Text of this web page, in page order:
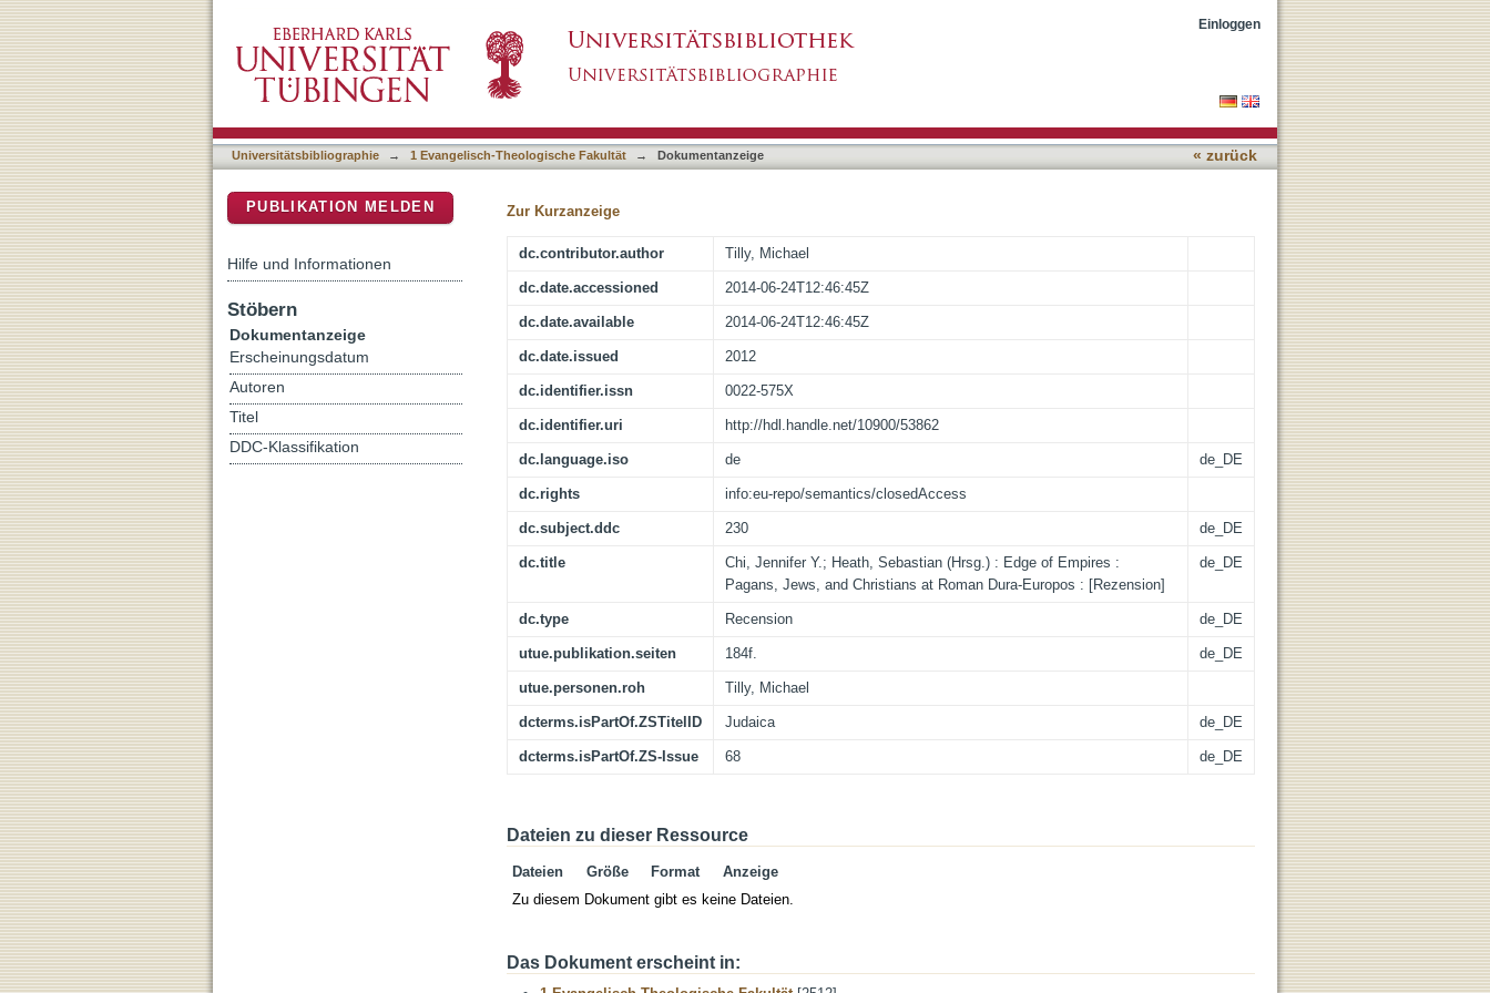
Chi, Jennifer Y.; Heath, Sebastian (Hrsg.) : Edge of Empires : Pagans, Jews, and Christians at
Roman Dura-Europos : [Rezension]
Einloggen
Universitätsbibliographie → 1 Evangelisch-Theologische Fakultät → Dokumentanzeige « zurück
Zur Kurzanzeige
dc.contributor.author Tilly, Michael
dc.date.accessioned 2014-06-24T12:46:45Z
dc.date.available 2014-06-24T12:46:45Z
dc.date.issued 2012
dc.identifier.issn 0022-575X
dc.identifier.uri http://hdl.handle.net/10900/53862
dc.language.iso de de_DE
dc.rights info:eu-repo/semantics/closedAccess
dc.subject.ddc 230 de_DE
dc.title
Chi, Jennifer Y.; Heath, Sebastian (Hrsg.) : Edge of Empires :
Pagans, Jews, and Christians at Roman Dura-Europos : [Rezension]
de_DE
dc.type Recension de_DE
utue.publikation.seiten 184f. de_DE
utue.personen.roh Tilly, Michael
dcterms.isPartOf.ZSTitelID Judaica de_DE
dcterms.isPartOf.ZS-Issue 68 de_DE
Dateien zu dieser Ressource
Dateien Größe Format
Anzeige
Zu diesem Dokument gibt es keine Dateien.
Das Dokument erscheint in:
PUBLIKATION MELDEN
Hilfe und Informationen
Stöbern
Dokumentanzeige
Erscheinungsdatum
Autoren
Titel
DDC-Klassifikation